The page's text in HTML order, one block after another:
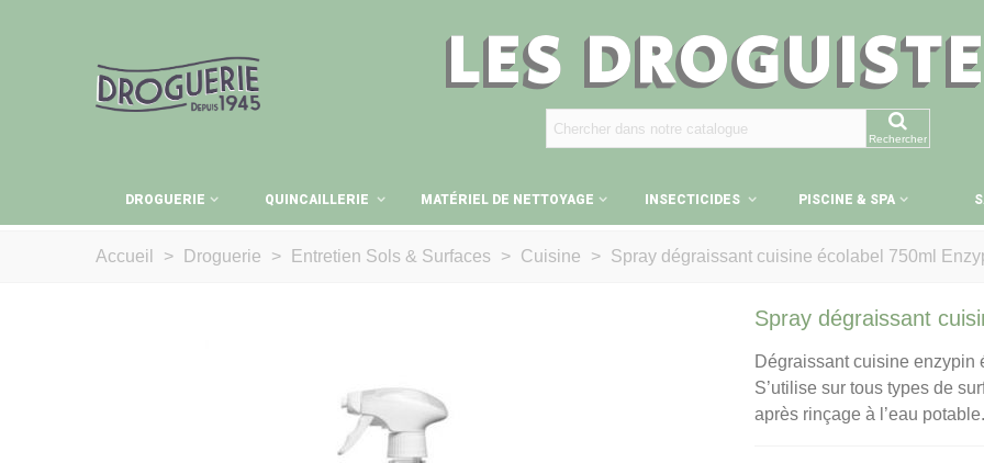
LES
Rechercher
DROGUERIE QUINCAILLERIE MATÉRIEL DE NETTOYAGE INSECTICIDES PISCINE & SPA
Accueil > Droguerie > Entretien Sols & Surfaces > Cuisine > Spray dégraissant cuisine écolabel 750ml
Spray dégraissant
Dégraissant cuisine enzypin
S’utilise sur tous types de
après rinçage à l’eau potable.